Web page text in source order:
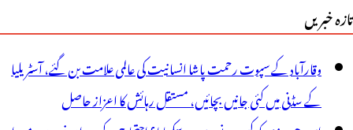
ریڈی
نے
داروں
تازہ خبریں
وقارآباد کے سپوت رحمت پاشا انسانیت کی عالمی علامت بن گئے، آسٹریلیا
کے سڈنی میں کئی جانیں بچائیں، مستقل رہائش کا اعزاز حاصل